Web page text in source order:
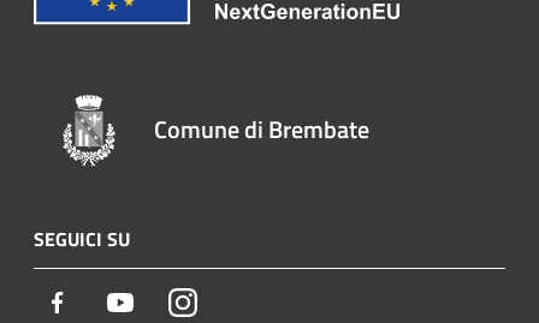
Comune di Brembate
SEGUICI SU
Facebook YoutubeInstagram